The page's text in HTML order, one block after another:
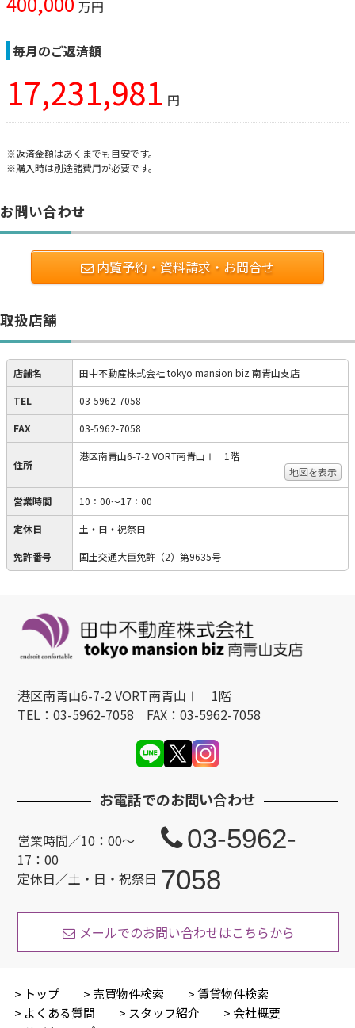
万円
毎月のご返済額
17,231,981 円
※返済金額はあくまでも目安です。
※購入時は別途諸費用が必要です。
お問い合わせ
内覧予約・資料請求・お問合せ
取扱店舗
店舗名 田中不動産株式会社 tokyo mansion biz 南青山支店
TEL 03-5962-7058
FAX 03-5962-7058
住所
港区南青山6-7-2 VORT南青山Ⅰ 1階
地図を表示
営業時間 10：00〜17：00
定休日 土・日・祝祭日
免許番号 国土交通大臣免許（2）第9635号
港区南青山6-7-2 VORT南青山Ⅰ 1階
TEL：03-5962-7058 FAX：03-5962-7058
お電話でのお問い合わせ
営業時間／10：00〜
17：00
定休日／土・日・祝祭日
03-5962-
7058
メールでのお問い合わせはこちらから
トップ 売買物件検索
賃貸物件検索
よくある質問
スタッフ紹介
会社概要